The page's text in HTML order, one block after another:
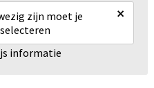
zijn moet je
×
informatie